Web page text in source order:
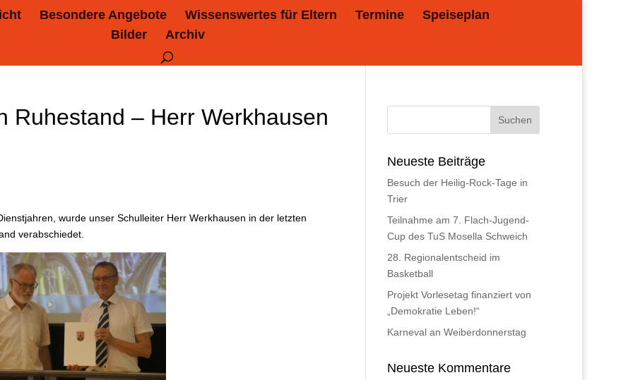
Besondere Angebote Wissenswertes für Eltern Termine
Speiseplan
Bilder
Archiv
Ruhestand – Herr Werkhausen
wurde unser Schulleiter Herr Werkhausen in der letzten
verabschiedet.
Neueste Beiträge
Besuch der Heilig-Rock-Tage in
Trier
Teilnahme am 7. Flach-Jugend-
Cup des TuS Mosella Schweich
28. Regionalentscheid im
Basketball
Projekt Vorlesetag finanziert von
„Demokratie Leben!“
Karneval an Weiberdonnerstag
Neueste Kommentare